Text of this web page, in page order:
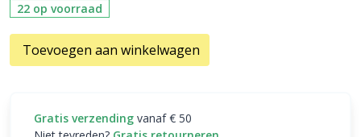
22 op voorraad
Toevoegen aan winkelwagen
Gratis verzending vanaf € 50